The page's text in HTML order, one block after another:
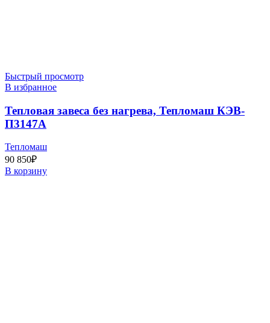
Быстрый просмотр
В избранное
Тепловая завеса без нагрева, Тепломаш КЭВ-
П3147A
Тепломаш
90 850₽
В корзину